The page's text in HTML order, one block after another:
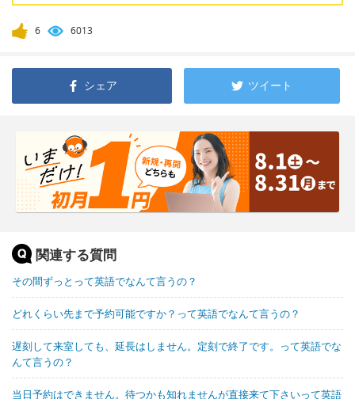
6 6013
シェア ツイート
関連する質問
その間ずっとって英語でなんて言うの？
どれくらい先まで予約可能ですか？って英語でなんて言うの？
遅刻して来室しても、延長はしません。定刻で終了です。って英語でな
んて言うの？
当日予約はできません。待つかも知れませんが直接来て下さいって英語